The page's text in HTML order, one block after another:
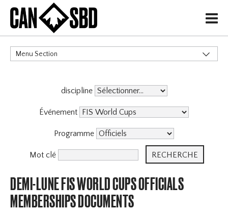
H
Menu Section
discipline
Événement
Programme
Mot clé
DEMI-LUNE FIS WORLD CUPS OFFICIALS
MEMBERSHIPS DOCUMENTS